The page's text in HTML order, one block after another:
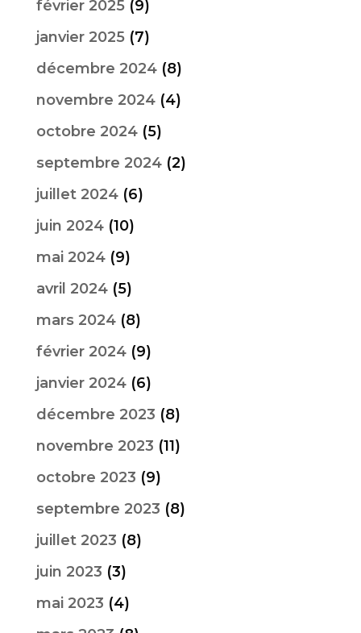
février 2025(9)
janvier 2025(7)
décembre 2024(8)
novembre 2024(4)
octobre 2024(5)
septembre 2024(2)
juillet 2024(6)
juin 2024(10)
mai 2024(9)
avril 2024(5)
mars 2024(8)
février 2024(9)
janvier 2024(6)
décembre 2023 (8)
novembre 2023 (11)
octobre 2023 (9)
septembre 2023 (8)
juillet 2023 (8)
juin 2023 (3)
mai 2023 (4)